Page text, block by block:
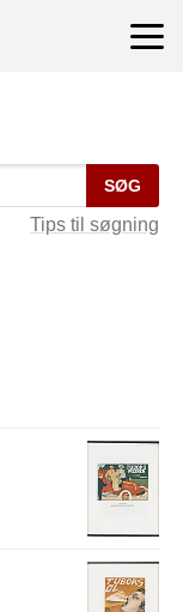
SØG
Tips til søgning